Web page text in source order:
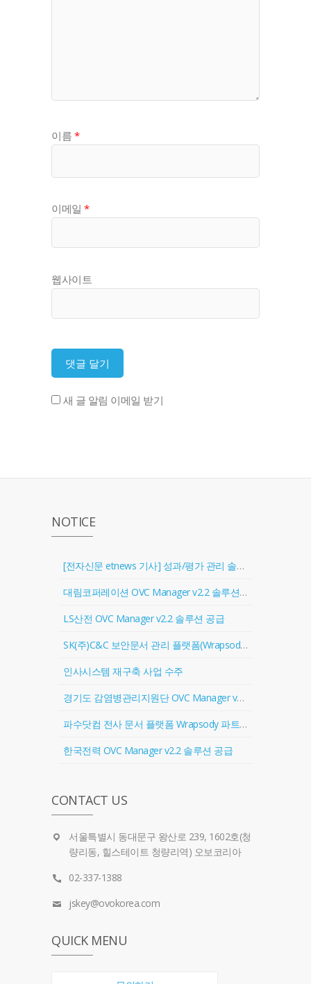
이름 *
이메일 *
웹사이트
새 글 알림 이메일 받기
NOTICE
[전자신문 etnews 기사] 성과/평가 관리 솔루션 '골인원(Goal In One)' 출시
대림코퍼레이션 OVC Manager v2.2 솔루션 공급
LS산전 OVC Manager v2.2 솔루션 공급
SK(주)C&C 보안문서 관리 플랫폼(Wrapsody) 협력업체 등록
인사시스템 재구축 사업 수주
경기도 감염병관리지원단 OVC Manager v2.2 솔루션 공급
파수닷컴 전사 문서 플랫폼 Wrapsody 파트너 계약 체결
한국전력 OVC Manager v2.2 솔루션 공급
CONTACT US
서울특별시 동대문구 왕산로 239, 1602호(청
량리동, 힐스테이트 청량리역) 오보코리아
02-337-1388
jskey@ovokorea.com
QUICK MENU